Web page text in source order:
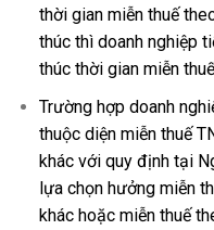
thời gian miễn thuế
thúc thì doanh nghiệp
thúc thời gian miễn
Trường hợp doanh
thuộc diện miễn thuế
khác với quy định tại
lựa chọn hưởng miễn
khác hoặc miễn thuế